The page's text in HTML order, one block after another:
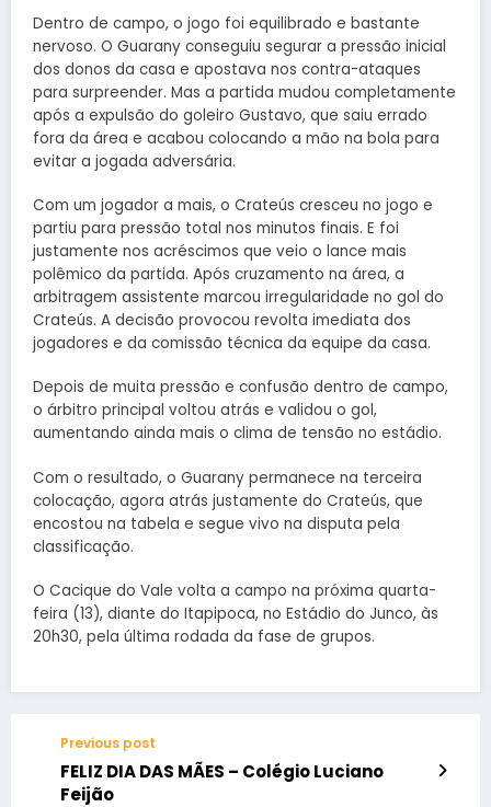
Dentro de campo, o jogo foi equilibrado e bastante
nervoso. O Guarany conseguiu segurar a pressão inicial
dos donos da casa e apostava nos contra-ataques
para surpreender. Mas a partida mudou completamente
após a expulsão do goleiro Gustavo, que saiu errado
fora da área e acabou colocando a mão na bola para
evitar a jogada adversária.
Com um jogador a mais, o Crateús cresceu no jogo e
partiu para pressão total nos minutos finais. E foi
justamente nos acréscimos que veio o lance mais
polêmico da partida. Após cruzamento na área, a
arbitragem assistente marcou irregularidade no gol do
Crateús. A decisão provocou revolta imediata dos
jogadores e da comissão técnica da equipe da casa.
Depois de muita pressão e confusão dentro de campo,
o árbitro principal voltou atrás e validou o gol,
aumentando ainda mais o clima de tensão no estádio.
Com o resultado, o Guarany permanece na terceira
colocação, agora atrás justamente do Crateús, que
encostou na tabela e segue vivo na disputa pela
classificação.
O Cacique do Vale volta a campo na próxima quarta-
feira (13), diante do Itapipoca, no Estádio do Junco, às
20h30, pela última rodada da fase de grupos.
Previous post
FELIZ DIA DAS MÃES – Colégio Luciano
Feijão